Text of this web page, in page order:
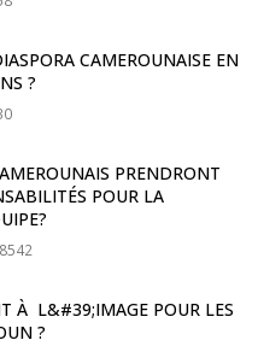
CAMEROUNAISE EN
?
PRENDRONT
POUR LA
À L&#39;IMAGE POUR LES
?